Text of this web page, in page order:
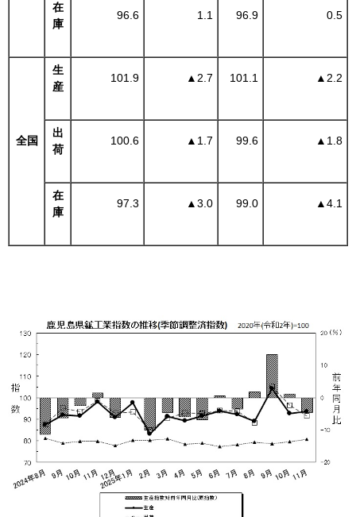
在
庫
96.6 1.1 96.9 0.5
全国
生
産
101.9 ▲2.7 101.1 ▲2.2
出
荷
100.6 ▲ 1.7 99.6 ▲ 1.8
在
庫
97.3 ▲3.0 99.0 ▲4.1